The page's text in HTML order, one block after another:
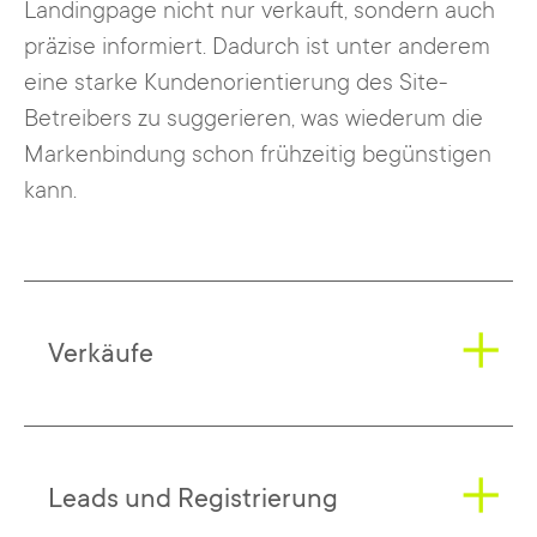
Landingpage nicht nur verkauft, sondern auch
präzise informiert. Dadurch ist unter anderem
eine starke Kundenorientierung des Site-
Betreibers zu suggerieren, was wiederum die
Markenbindung schon frühzeitig begünstigen
kann.
Verkäufe
dazu Verkäufe zu generieren. Es können
Leads und Registrierung